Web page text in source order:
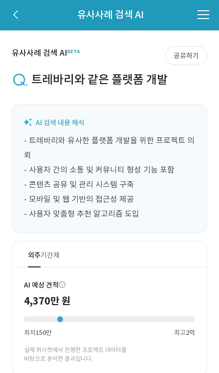
유사사례 검색 AI
유사사례 검색 AI 공유하기
트레바리와 같은 플랫폼 개발
- 트레바리와 유사한 플랫폼 개발을 위한 프로젝트 의
뢰
- 사용자 간의 소통 및 커뮤니티 형성 기능 포함
- 콘텐츠 공유 및 관리 시스템 구축
- 모바일 및 웹 기반의 접근성 제공
- 사용자 맞춤형 추천 알고리즘 도입
외주기간제
AI 예상 견적
4,370만 원
최저150만 최고2억
실제 위시켓에서 진행한 프로젝트 데이터를
바탕으로 분석한 결과입니다.